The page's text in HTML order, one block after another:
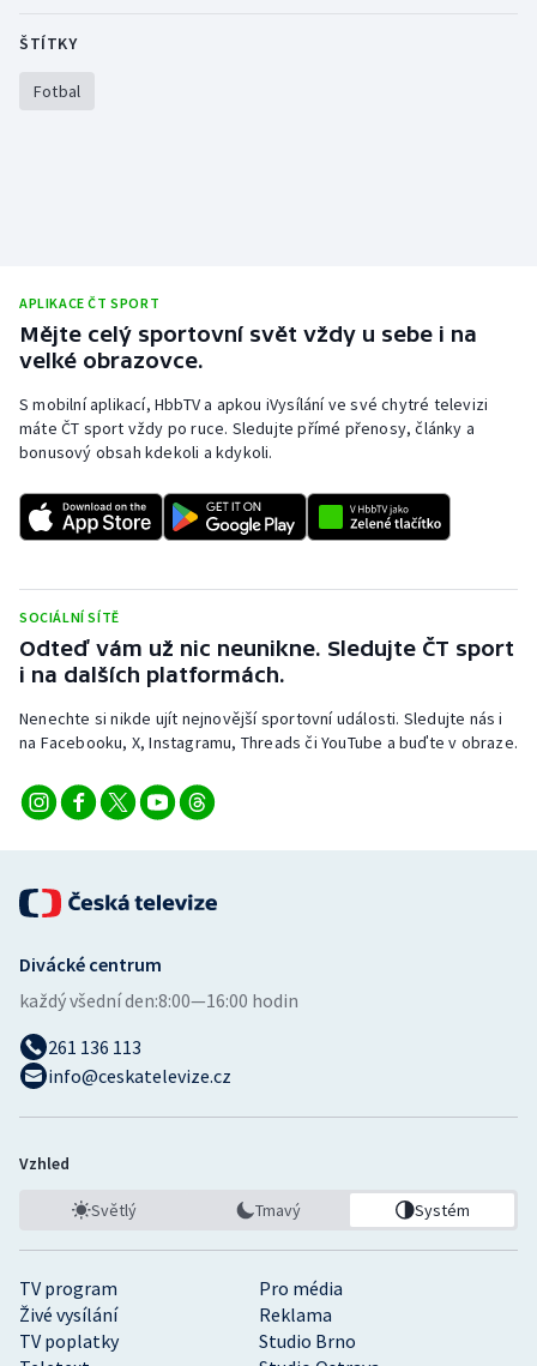
ŠTÍTKY
Fotbal
APLIKACE ČT SPORT
Mějte celý sportovní svět vždy u sebe i na
velké obrazovce.
S mobilní aplikací, HbbTV a apkou iVysílání ve své chytré televizi
máte ČT sport vždy po ruce. Sledujte přímé přenosy, články a
bonusový obsah kdekoli a kdykoli.
SOCIÁLNÍ SÍTĚ
Odteď vám už nic neunikne. Sledujte ČT sport
i na dalších platformách.
Nenechte si nikde ujít nejnovější sportovní události. Sledujte nás i
na Facebooku, X, Instagramu, Threads či YouTube a buďte v obraze.
TV program
Pro média
Živé vysílání
Reklama
TV poplatky
Studio Brno
Divácké centrum
každý všední den:8:00—16:00 hodin
261 136 113
info@ceskatelevize.cz
Vzhled
Světlý Tmavý Systém